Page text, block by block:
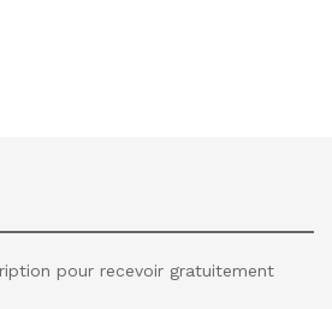
pour recevoir gratuitement